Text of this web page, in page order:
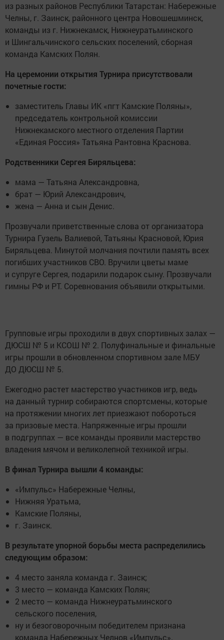
из разных районов Республики Татарстан: Набережные
Челны, г. Заинск, районного центра Новошешминск,
команды из г. Нижнекамск, Нижнеуратьминского
и Шингальчинского сельских поселений, сборная
команда Камских Полян.
На церемонии открытия Турнира присутствовали
почетные гости:
заместитель Главы ИК «пгт Камские Поляны»,
председатель контрольной комиссии
Нижнекамского местного отделения Партии
«Единая Россия» Татьяна Рантовна Краснова.
Родственники Сергея Биряльцева:
мама — Татьяна Александровна,
брат — Юрий Александрович,
жена — Анна и сын Денис.
Прозвучали приветственные слова от организатора
Турнира Гузель Валиевой, Татьяны Красновой, Юрия
Биряльцева. Минутой молчания почтили память всех
погибших участников СВО. Вручили цветы маме
и супруге Сергея, подарили подарок сыну. Прозвучали
гимны РФ и РТ. Соревнования объявили открытыми.
Групповые игры проходили в двух спортивных залах —
ДЮСШ № 5 и КСОШ № 2. Полуфинальные и финальные
игры прошли в обновленном спортивном зале МБУ
ДО ДЮСШ № 5.
Ежегодно растет мастерство участников игр, ведь
на данный турнир собираются спортсмены, которые
на протяжении многих лет приезжают побороться
за призовые места. Напряженные игры прошли
в подгруппах — все команды проявили мастерство
владения мячом и великолепной техникой игры.
В финал Турнира вышли 4 команды:
«Импульс» Набережные Челны,
Нижняя Уратьма,
Камские Поляны,
г. Заинск.
В результате упорной борьбы места распределились
следующим образом:
4 место заняла команда г. Заинск;
3 место — команда Камских Полян;
2 место — команда Нижнеуратьминского
сельского поселения,
ну и безоговорочным победителем признана
команда Набережных Челнов «Импульс».